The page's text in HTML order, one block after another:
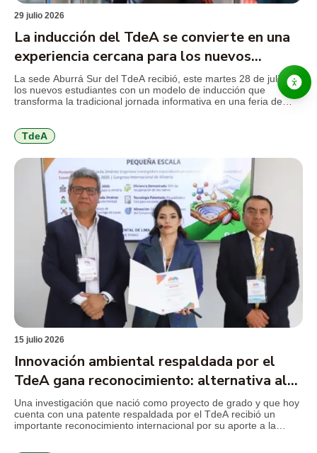
29 julio 2026
La inducción del TdeA se convierte en una
experiencia cercana para los nuevos
estudiantes
La sede Aburrá Sur del TdeA recibió, este martes 28 de julio, a
los nuevos estudiantes con un modelo de inducción que
transforma la tradicional jornada informativa en una feria de
programas y beneficios que encontrarán durante […]
TdeA
15 julio 2026
Innovación ambiental respaldada por el
TdeA gana reconocimiento: alternativa al
mercurio en la minería
Una investigación que nació como proyecto de grado y que hoy
cuenta con una patente respaldada por el TdeA recibió un
importante reconocimiento internacional por su aporte a la